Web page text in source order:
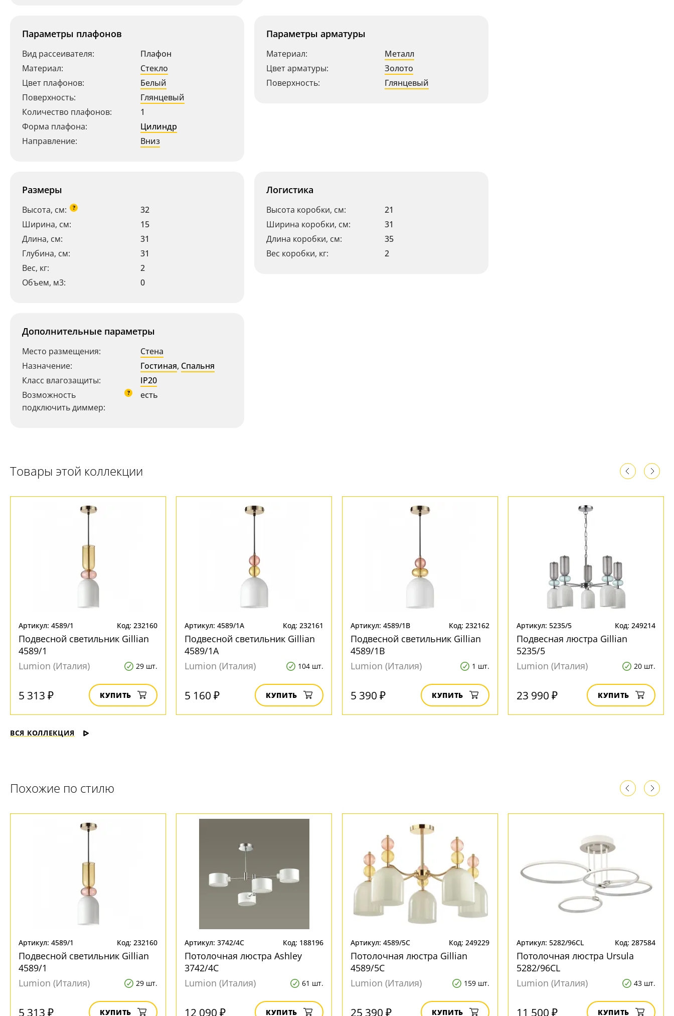
Ваш регион:Москва
+7 (800) 775-63-32 - бесплатно по России
+7 (495) 255-03-21- бесплатная доставка
Параметры плафонов
Вид рассеивателя:
Плафон
Материал:
Стекло
Цвет плафонов:
Белый
Поверхность:
Глянцевый
Количество плафонов:
1
Форма плафона:
Цилиндр
Направление:
Вниз
Параметры арматуры
Материал:
Металл
Цвет арматуры:
Золото
Поверхность:
Глянцевый
Размеры
Высота, см: ?
32
Ширина, см:
15
Длина, см:
31
Глубина, см:
31
Вес, кг:
2
Объем, м3:
0
Логистика
Высота коробки, см:
21
Ширина коробки, см:
31
Длина коробки, см:
35
Вес коробки, кг:
2
Дополнительные параметры
Место размещения:
Стена
Назначение:
Гостиная, Спальня
Класс влагозащиты:
IP20
Возможность
подключить диммер:
? есть
Товары этой коллекции
Артикул: 4589/1 Код: 232160
Подвесной светильник Gillian
4589/1
Lumion (Италия)
29 шт.
5 313 ₽ КУПИТЬ
Артикул: 4589/1A Код: 232161
Подвесной светильник Gillian
4589/1A
Lumion (Италия)
104 шт.
5 160 ₽ КУПИТЬ
Артикул: 4589/1B Код: 232162
Подвесной светильник Gillian
4589/1B
Lumion (Италия)
1 шт.
5 390 ₽ КУПИТЬ
Артикул: 5235/5 Код: 249214
Подвесная люстра Gillian
5235/5
Lumion (Италия)
20 шт.
23 990 ₽ КУПИТЬ
ВСЯ КОЛЛЕКЦИЯ
Похожие по стилю
Артикул: 4589/1 Код: 232160
Подвесной светильник Gillian
4589/1
Lumion (Италия)
29 шт.
5 313 ₽ КУПИТЬ
Артикул: 3742/4C Код: 188196
Потолочная люстра Ashley
3742/4C
Lumion (Италия)
61 шт.
12 090 ₽ КУПИТЬ
Артикул: 4589/5C Код: 249229
Потолочная люстра Gillian
4589/5C
Lumion (Италия)
159 шт.
25 390 ₽ КУПИТЬ
Артикул: 5282/96CL Код: 287584
Потолочная люстра Ursula
5282/96CL
Lumion (Италия)
43 шт.
11 500 ₽ КУПИТЬ